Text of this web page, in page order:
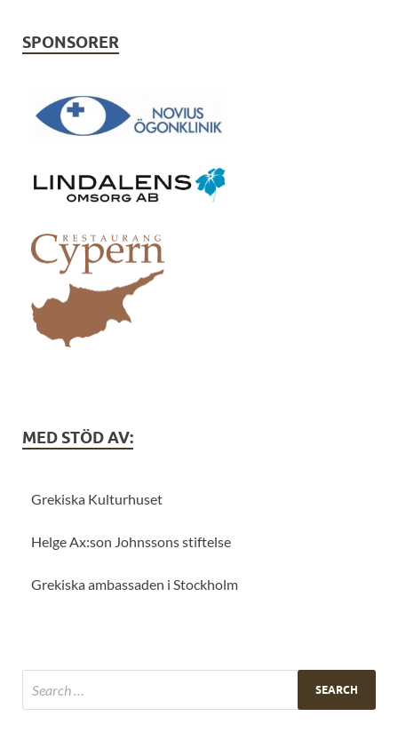
SPONSORER
MED STÖD AV:
Grekiska Kulturhuset
Helge Ax:son Johnssons stiftelse
Grekiska ambassaden i Stockholm